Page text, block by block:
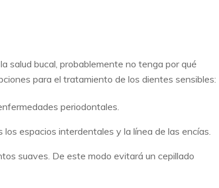
salud bucal, probablemente no tenga por qué
para el tratamiento de los dientes sensibles:
periodontales.
espacios interdentales y la línea de las encías.
suaves. De este modo evitará un cepillado